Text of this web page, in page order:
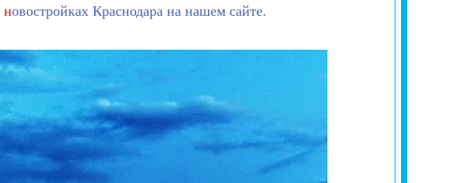
новостройках Краснодара на нашем сайте.